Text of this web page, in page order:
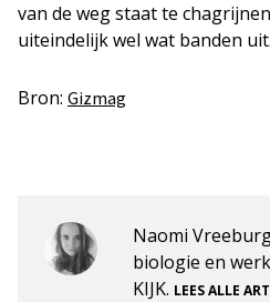
van de weg staat te
uiteindelijk wel wat banden uit.
Bron: Gizmag
Naomi
biologie en
KIJK. LEES ALLE